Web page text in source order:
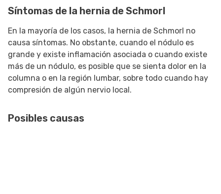
Síntomas de la hernia de Schmorl
En la mayoría de los casos, la hernia de Schmorl no
causa síntomas. No obstante, cuando el nódulo es
grande y existe inflamación asociada o cuando existe
más de un nódulo, es posible que se sienta dolor en la
columna o en la región lumbar, sobre todo cuando hay
compresión de algún nervio local.
Posibles causas